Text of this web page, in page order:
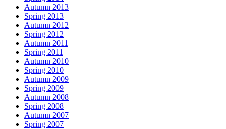
Autumn 2013
Spring 2013
Autumn 2012
Spring 2012
Autumn 2011
Spring 2011
Autumn 2010
Spring 2010
Autumn 2009
Spring 2009
Autumn 2008
Spring 2008
Autumn 2007
Spring 2007